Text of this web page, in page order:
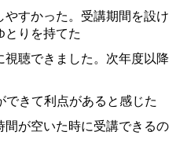
やすかった。受講期間を設け
とりを持てた
視聴できました。次年度以降
できて利点があると感じた
間が空いた時に受講できるの